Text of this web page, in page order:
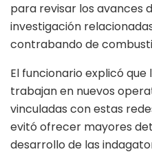
para revisar los avances
investigación
contrabando de
El funcionario explicó
trabajan en nuevos
vinculadas con estas
evitó ofrecer mayores
desarrollo de las